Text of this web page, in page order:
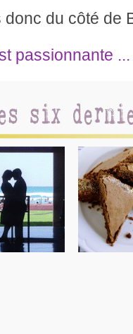
donc du côté de
passionnante ...